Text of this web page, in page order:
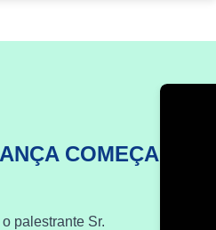
COMEÇA
palestrante Sr.